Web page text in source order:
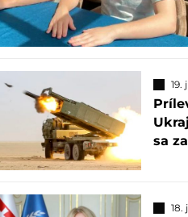
19.
sa
18.